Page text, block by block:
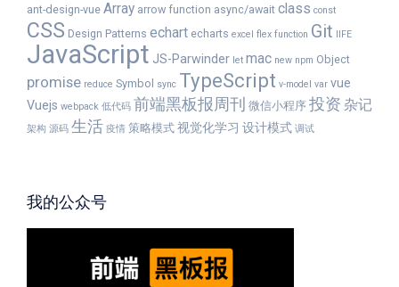
ant-design-vue Array arrow function async/await class const
CSS Design Patterns echart echarts excel flex function Git IIFE
JavaScript JS-Parwinder let mac new npm Object
promise reduce Symbol sync TypeScript v-model var vue
Vuejs webpack 低代码 前端黑板报周刊 微信小程序 投资 杂记
架构 源码 生活 疫情 策略模式 视觉化学习 设计模式 调试
我的公众号